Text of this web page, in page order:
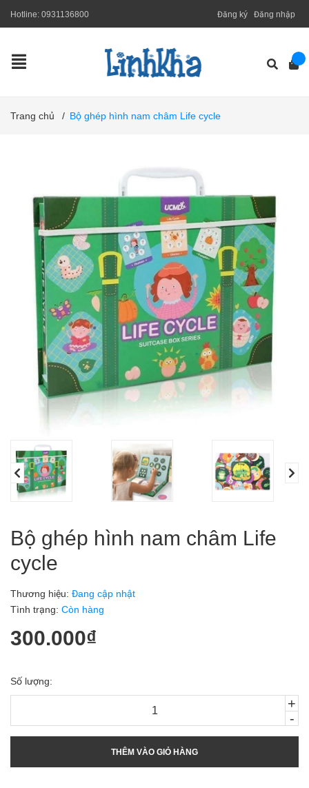
Hotline: 0931136800 Đăng ký Đăng nhập
Trang chủ / Bộ ghép hình nam châm Life cycle
Bộ ghép hình nam châm Life
cycle
Thương hiệu: Đang cập nhật
Tình trạng: Còn hàng
300.000₫
Số lượng:
-
+
THÊM VÀO GIỎ HÀNG